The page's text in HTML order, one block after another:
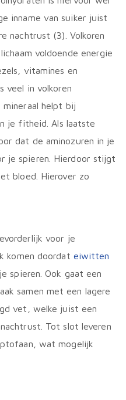
inname van suiker juist
nachtrust (3). Volkoren
voldoende energie
vitamines en
veel in volkoren
helpt bij
je fitheid. Als laatste
dat de aminozuren in je
je spieren. Hierdoor stijgt
bloed. Hierover zo
voor je
komen doordat eiwitten
spieren. Ook gaat een
samen met een lagere
vet, welke juist een
Tot slot leveren
wat mogelijk